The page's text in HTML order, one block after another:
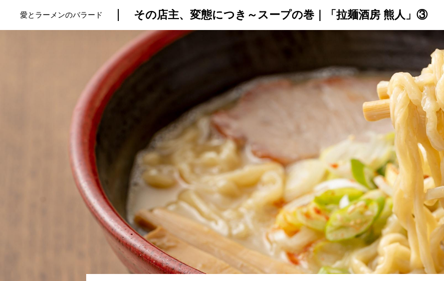
トップ プロが教えるレシピ 厳選！店探し 食のストーリー
愛とラーメンのバラード その店主、変態につき～スープの巻｜「拉麺酒房 熊人」③